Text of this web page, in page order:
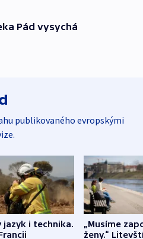
Pád vysychá
publikovaného evropskými
jazyk i technika.
„Musíme
ženy.“